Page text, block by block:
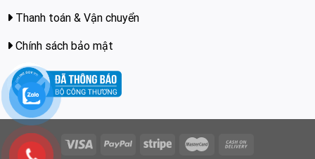
Thanh toán & Vận chuyển
Chính sách bảo mật